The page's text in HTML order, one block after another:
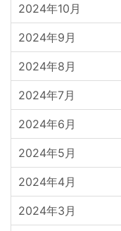
2024年10月
2024年9月
2024年8月
2024年7月
2024年6月
2024年5月
2024年4月
2024年3月